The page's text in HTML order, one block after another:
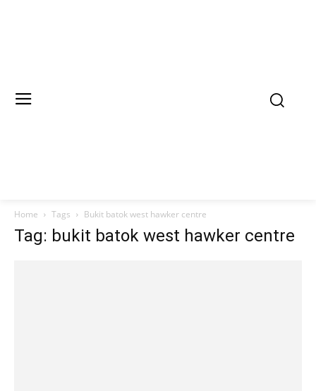
Home Tags Bukit batok west hawker centre
Tag: bukit batok west hawker centre